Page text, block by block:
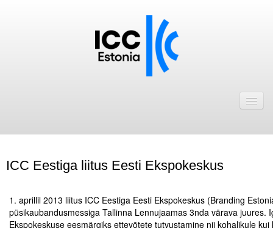
ICC Eesti liikmebaas
Liikmete pakkumised
Astu ICC Eesti liikmeks!
ICC Eestiga liitus Eesti Ekspokeskus
1. aprillil 2013 liitus ICC Eestiga Eesti Ekspokeskus (Branding
püsikaubandusmessiga Tallinna Lennujaamas 3nda värava juures.
Ekspokeskuse eesmärgiks ettevõtete tutvustamine nii kohalikule